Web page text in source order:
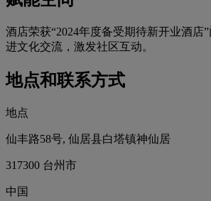
酒店荣获“2024年度备受期待新开业酒店
进文化交流，激发社区互动。
地点和联系方式
地点
仙丰路58号, 仙居县白塔镇神仙居
317300 台州市
中国